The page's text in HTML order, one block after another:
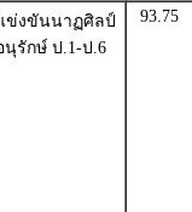
ข่งขันนาฏศิลป์
นุรักษ์ ป.1-ป.6
93.75